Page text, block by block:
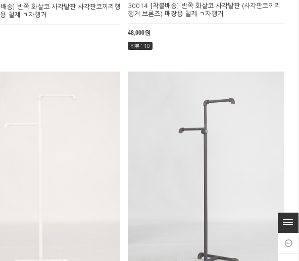
송] 반쪽 화살코 사각발판 사각판코끼리행
철제 ㄱ자행거
30014 [착불배송] 반쪽 화살코 사각발판 (사각판코끼리
행거 브론즈) 매장용 철제 ㄱ자행거
48,000원
리뷰 : 10